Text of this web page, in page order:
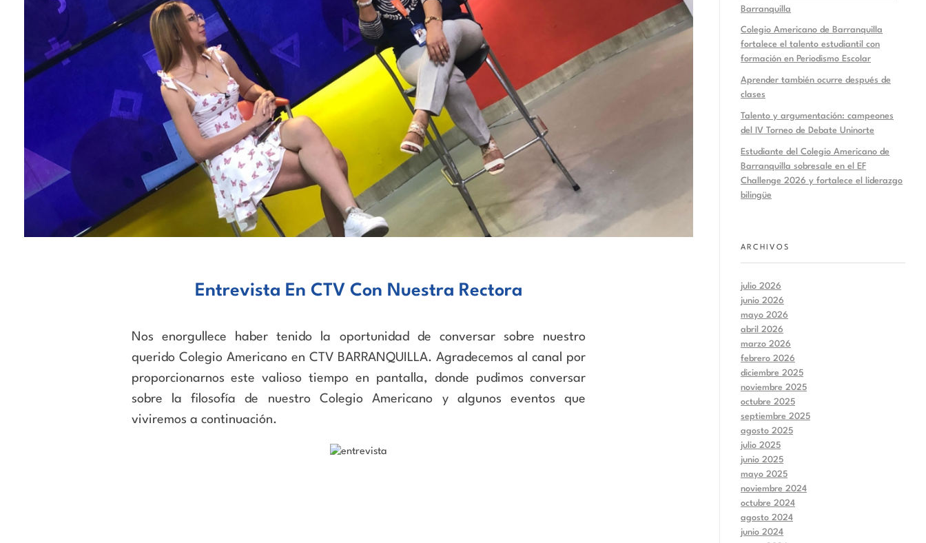
Entrevista En CTV Con Nuestra Rectora
Nos enorgullece haber tenido la oportunidad de conversar sobre nuestro
querido Colegio Americano en CTV BARRANQUILLA. Agradecemos al canal por
proporcionarnos este valioso tiempo en pantalla, donde pudimos conversar
sobre la filosofía de nuestro Colegio Americano y algunos eventos que
viviremos a continuación.
Barranquilla
Colegio Americano de Barranquilla
fortalece el talento estudiantil con
formación en Periodismo Escolar
Aprender también ocurre después de
clases
Talento y argumentación: campeones
del IV Torneo de Debate Uninorte
Estudiante del Colegio Americano de
Barranquilla sobresale en el EF
Challenge 2026 y fortalece el liderazgo
bilingüe
ARCHIVOS
julio 2026
junio 2026
mayo 2026
abril 2026
marzo 2026
febrero 2026
diciembre 2025
noviembre 2025
octubre 2025
septiembre 2025
agosto 2025
julio 2025
junio 2025
mayo 2025
noviembre 2024
octubre 2024
agosto 2024
junio 2024